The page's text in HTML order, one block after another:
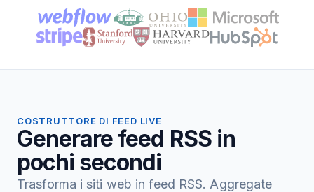
COSTRUTTORE DI FEED LIVE
Generare feed RSS in
pochi secondi
Trasforma i siti web in feed RSS. Aggregate